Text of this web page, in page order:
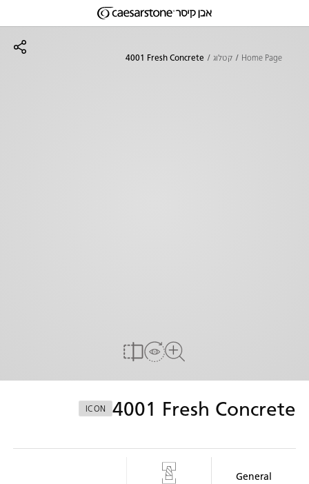
Home Page קטלוג 4001 Fresh Concrete
הדמייה אצלך בבית
4001 Fresh Concrete
ICON
General